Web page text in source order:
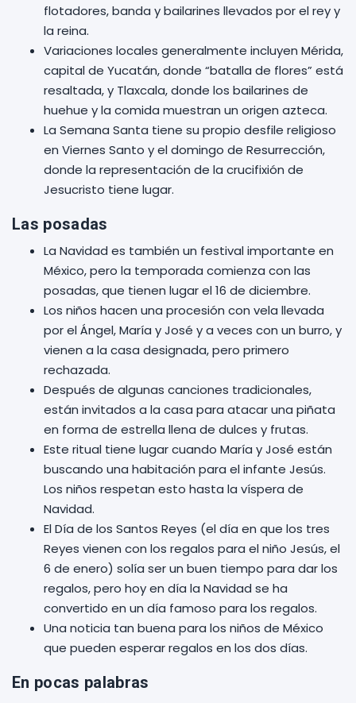
flotadores, banda y bailarines llevados por el rey y
la reina.
Variaciones locales generalmente incluyen Mérida,
capital de Yucatán, donde “batalla de flores” está
resaltada, y Tlaxcala, donde los bailarines de
huehue y la comida muestran un origen azteca.
La Semana Santa tiene su propio desfile religioso
en Viernes Santo y el domingo de Resurrección,
donde la representación de la crucifixión de
Jesucristo tiene lugar.
Las posadas
La Navidad es también un festival importante en
México, pero la temporada comienza con las
posadas, que tienen lugar el 16 de diciembre.
Los niños hacen una procesión con vela llevada
por el Ángel, María y José y a veces con un burro, y
vienen a la casa designada, pero primero
rechazada.
Después de algunas canciones tradicionales,
están invitados a la casa para atacar una piñata
en forma de estrella llena de dulces y frutas.
Este ritual tiene lugar cuando María y José están
buscando una habitación para el infante Jesús.
Los niños respetan esto hasta la víspera de
Navidad.
El Día de los Santos Reyes (el día en que los tres
Reyes vienen con los regalos para el niño Jesús, el
6 de enero) solía ser un buen tiempo para dar los
regalos, pero hoy en día la Navidad se ha
convertido en un día famoso para los regalos.
Una noticia tan buena para los niños de México
que pueden esperar regalos en los dos días.
En pocas palabras